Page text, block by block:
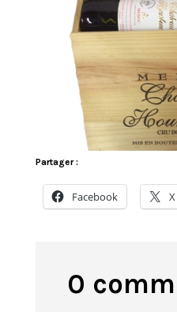
Partager :
Facebook X
0